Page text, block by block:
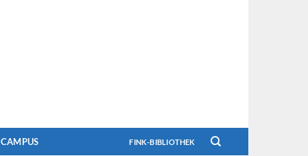
CAMPUS FINK-BIBLIOTHEK